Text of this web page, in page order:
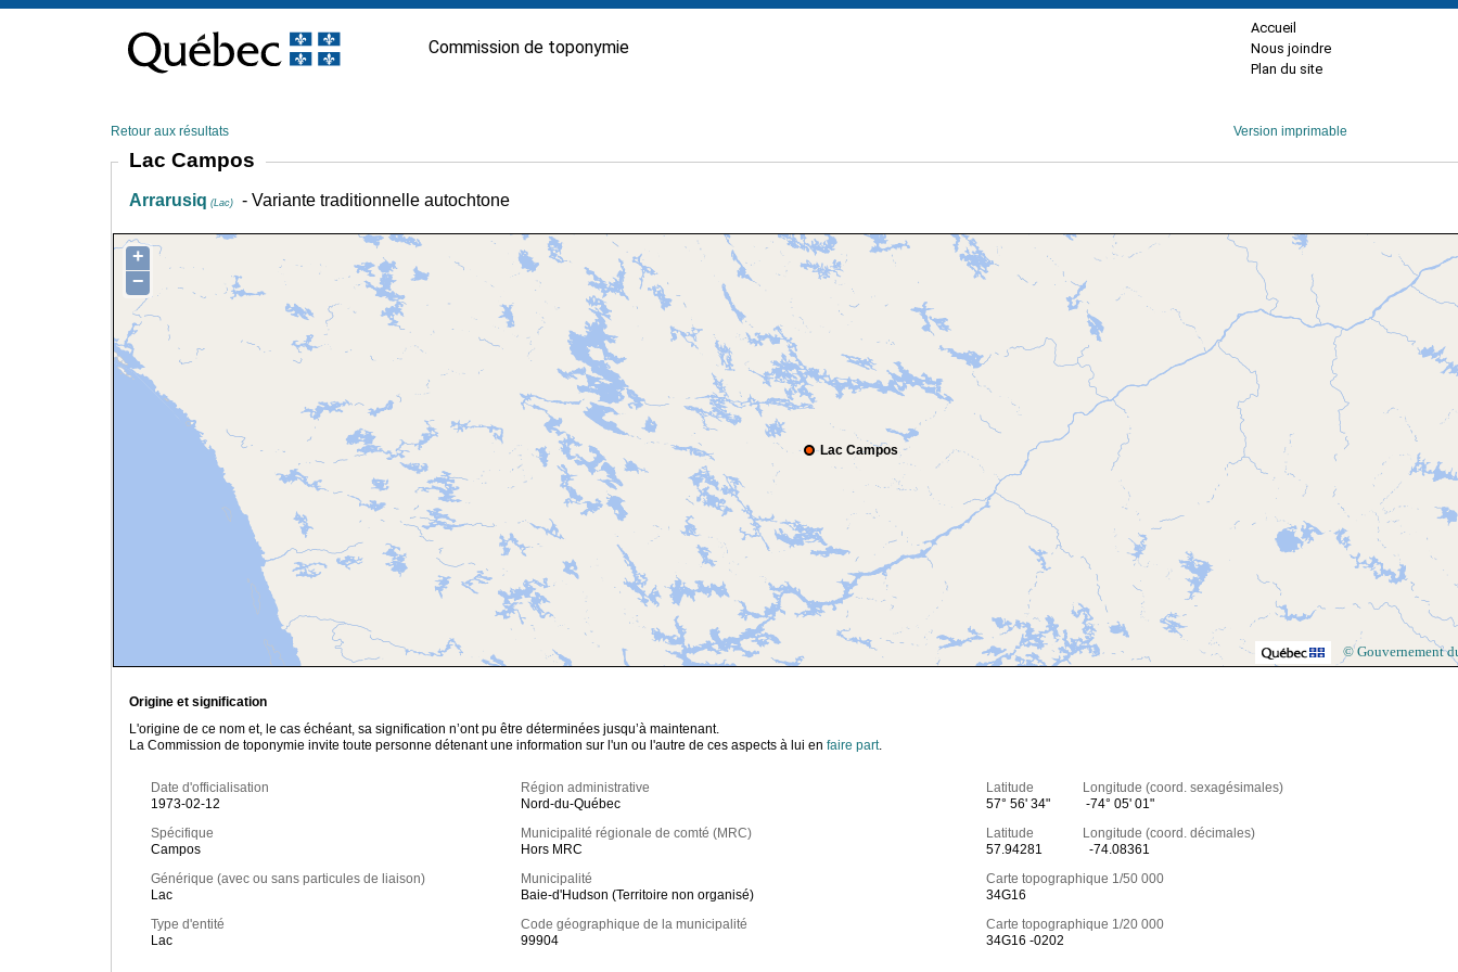
contenu
Commission de toponymie
Accueil
Nous joindre
Plan du site
Retour aux résultats Version imprimable
Lac Campos
Arrarusiq (Lac) - Variante traditionnelle autochtone
Lac Campos
+
−
© Gouvernement
Origine et signification
L'origine de ce nom et, le cas échéant, sa signification n’ont pu être déterminées jusqu’à maintenant.
La Commission de toponymie invite toute personne détenant une information sur l'un ou l'autre de ces aspects à lui en faire part.
Date d'officialisation
1973-02-12
Spécifique
Campos
Générique (avec ou sans particules de liaison)
Lac
Type d'entité
Lac
Région administrative
Nord-du-Québec
Municipalité régionale de comté (MRC)
Hors MRC
Municipalité
Baie-d'Hudson (Territoire non organisé)
Code géographique de la municipalité
99904
Latitude Longitude (coord. sexagésimales)
57° 56' 34"
-74° 05' 01"
Latitude Longitude (coord. décimales)
57.94281
-74.08361
Carte topographique 1/50 000
34G16
Carte topographique 1/20 000
34G16 -0202